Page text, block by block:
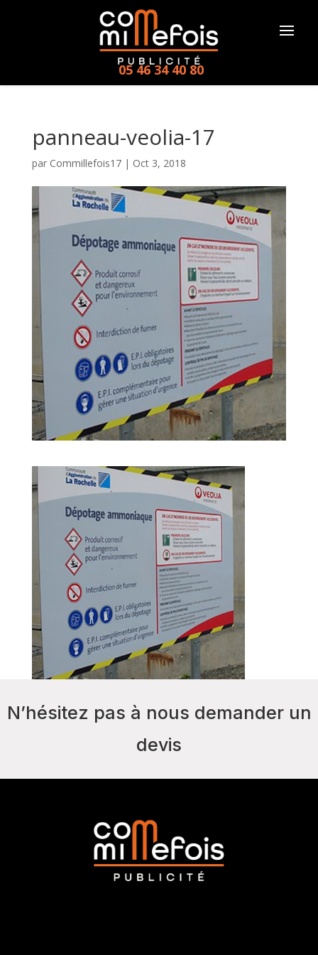
05 46 34 40 80
panneau-veolia-17
par Commillefois17| Oct 3, 2018
N’hésitez pas à nous demander un
devis